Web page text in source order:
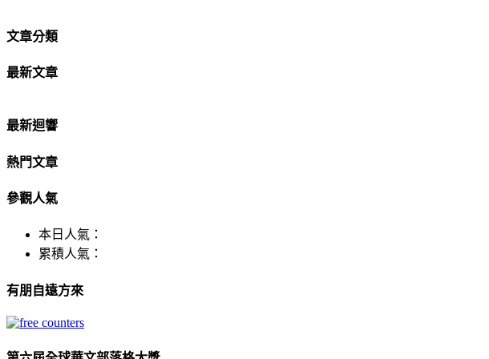
文章分類
最新文章
最新迴響
熱門文章
參觀人氣
本日人氣：
累積人氣：
有朋自遠方來